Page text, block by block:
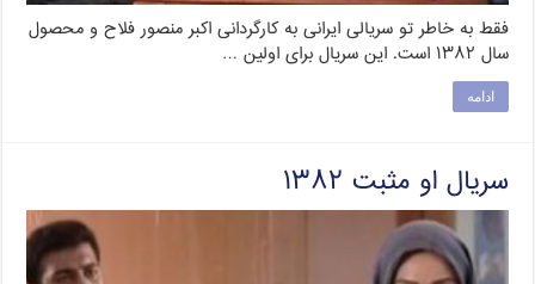
فقط به خاطر تو سریالی ایرانی به کارگردانی اکبر منصور فلاح و محصول
سال ۱۳۸۲ است. این سریال برای اولین …
ادامه
سریال او مثبت ۱۳۸۲